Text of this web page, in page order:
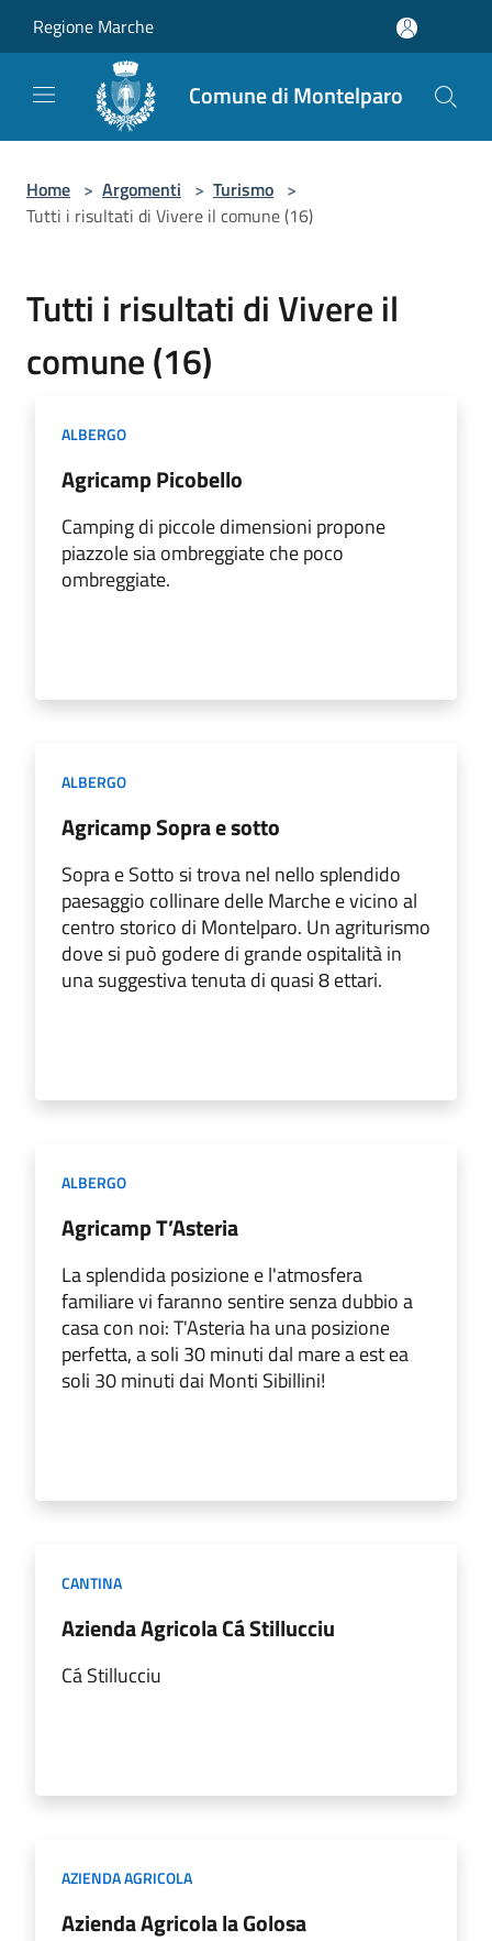
Regione Marche
Comune di Montelparo
Home > Argomenti > Turismo >
Tutti i risultati di Vivere il comune (16)
Tutti i risultati di Vivere il
comune (16)
ALBERGO
Agricamp Picobello
Camping di piccole dimensioni propone
piazzole sia ombreggiate che poco
ombreggiate.
ALBERGO
Agricamp Sopra e sotto
Sopra e Sotto si trova nel nello splendido
paesaggio collinare delle Marche e vicino al
centro storico di Montelparo. Un agriturismo
dove si può godere di grande ospitalità in
una suggestiva tenuta di quasi 8 ettari.
ALBERGO
Agricamp T’Asteria
La splendida posizione e l'atmosfera
familiare vi faranno sentire senza dubbio a
casa con noi: T'Asteria ha una posizione
perfetta, a soli 30 minuti dal mare a est ea
soli 30 minuti dai Monti Sibillini!
CANTINA
Azienda Agricola Cá Stillucciu
Cá Stillucciu
AZIENDA AGRICOLA
Azienda Agricola la Golosa